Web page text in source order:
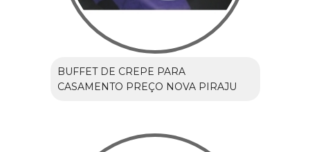
BUFFET DE CREPE PARA
CASAMENTO PREÇO NOVA PIRAJU